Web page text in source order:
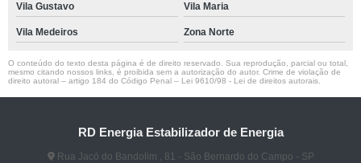
Vila Gustavo Vila Maria
Vila Medeiros Zona Norte
O conteúdo do texto desta página é de direito reservado. Sua reprodução, parcial ou total,
mesmo citando nossos links, é proibida sem a autorização do autor. Crime de violação de
direito autoral – artigo 184 do Código Penal – Lei 9610/98 - Lei de direitos autorais
RD Energia Estabilizador de Energia
Rua Jacó do Bandolim , 81 - São Bernardo do Campo - SP